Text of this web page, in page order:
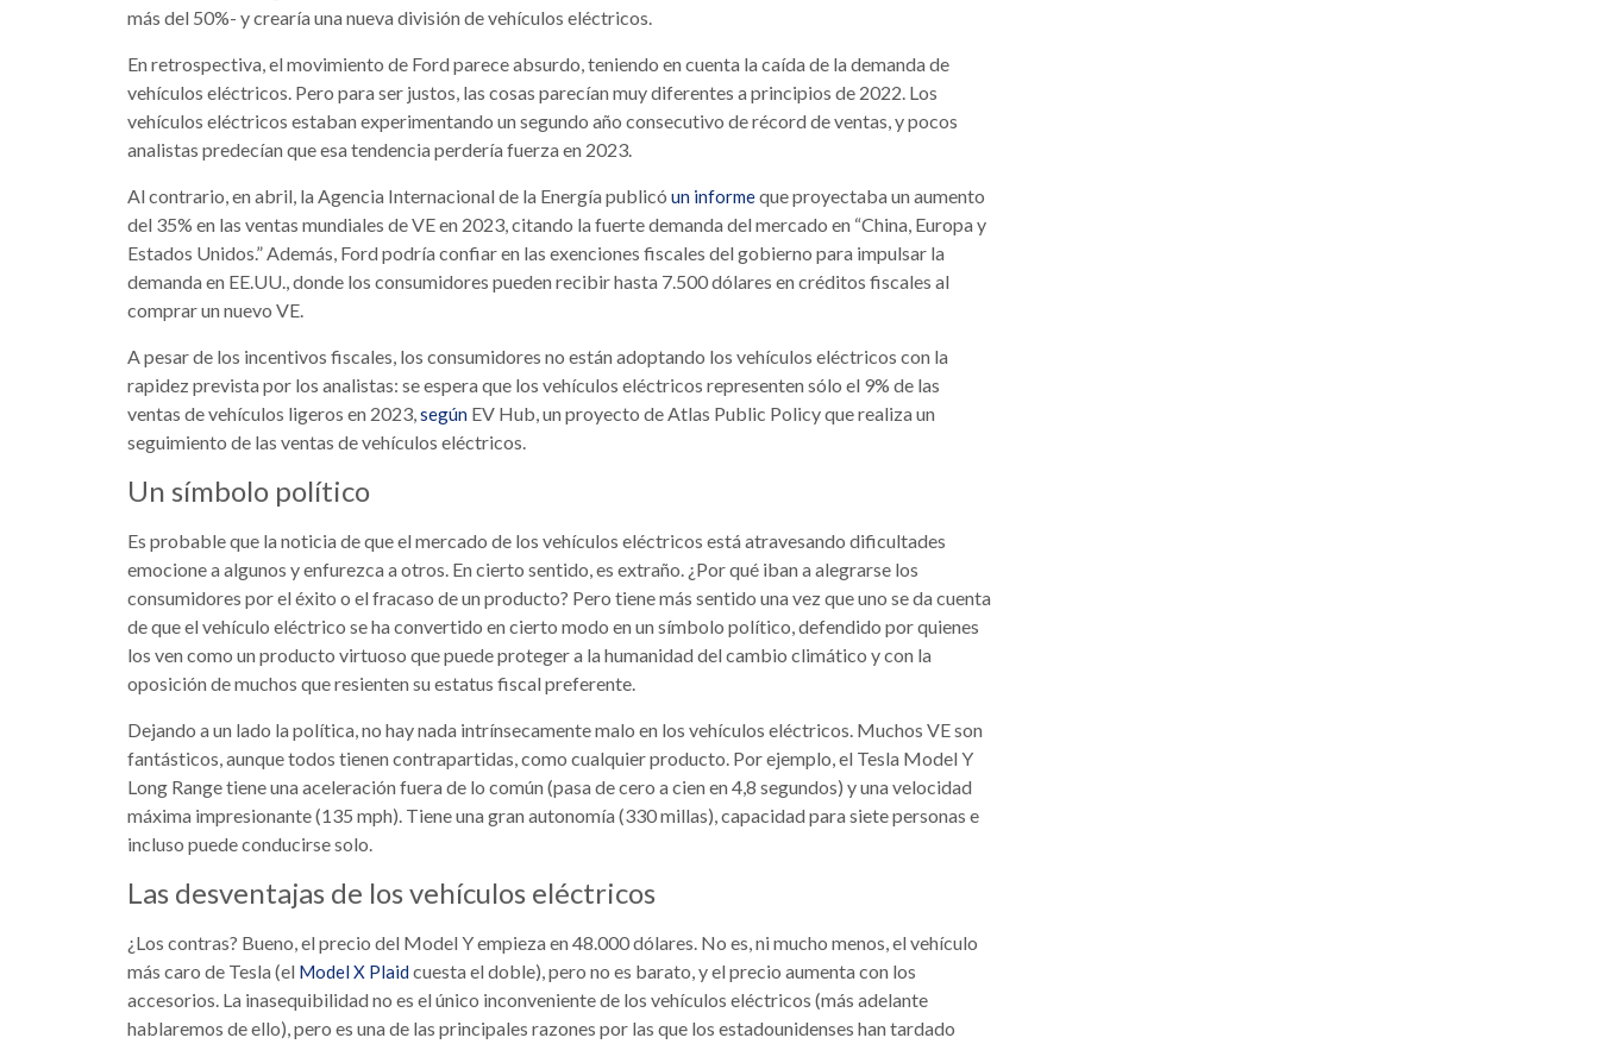
más del 50%- y crearía una nueva división de vehículos eléctricos.
En retrospectiva, el movimiento de Ford parece absurdo, teniendo en cuenta la caída de la demanda de
vehículos eléctricos. Pero para ser justos, las cosas parecían muy diferentes a principios de 2022. Los
vehículos eléctricos estaban experimentando un segundo año consecutivo de récord de ventas, y pocos
analistas predecían que esa tendencia perdería fuerza en 2023.
Al contrario, en abril, la Agencia Internacional de la Energía publicó un informeque proyectaba un aumento
del 35% en las ventas mundiales de VE en 2023, citando la fuerte demanda del mercado en “China, Europa y
Estados Unidos.” Además, Ford podría confiar en las exenciones fiscales del gobierno para impulsar la
demanda en EE.UU., donde los consumidores pueden recibir hasta 7.500 dólares en créditos fiscales al
comprar un nuevo VE.
A pesar de los incentivos fiscales, los consumidores no están adoptando los vehículos eléctricos con la
rapidez prevista por los analistas: se espera que los vehículos eléctricos representen sólo el 9% de las
ventas de vehículos ligeros en 2023,según EV Hub, un proyecto de Atlas Public Policy que realiza un
seguimiento de las ventas de vehículos eléctricos.
Un símbolo político
Es probable que la noticia de que el mercado de los vehículos eléctricos está atravesando dificultades
emocione a algunos y enfurezca a otros. En cierto sentido, es extraño. ¿Por qué iban a alegrarse los
consumidores por el éxito o el fracaso de un producto? Pero tiene más sentido una vez que uno se da cuenta
de que el vehículo eléctrico se ha convertido en cierto modo en un símbolo político, defendido por quienes
los ven como un producto virtuoso que puede proteger a la humanidad del cambio climático y con la
oposición de muchos que resienten su estatus fiscal preferente.
Dejando a un lado la política, no hay nada intrínsecamente malo en los vehículos eléctricos. Muchos VE son
fantásticos, aunque todos tienen contrapartidas, como cualquier producto. Por ejemplo, el Tesla Model Y
Long Range tiene una aceleración fuera de lo común (pasa de cero a cien en 4,8 segundos) y una velocidad
máxima impresionante (135 mph). Tiene una gran autonomía (330 millas), capacidad para siete personas e
incluso puede conducirse solo.
Las desventajas de los vehículos eléctricos
¿Los contras? Bueno, el precio del Model Y empieza en 48.000 dólares. No es, ni mucho menos, el vehículo
más caro de Tesla (el Model X Plaid cuesta el doble), pero no es barato, y el precio aumenta con los
accesorios. La inasequibilidad no es el único inconveniente de los vehículos eléctricos (más adelante
hablaremos de ello), pero es una de las principales razones por las que los estadounidenses han tardado